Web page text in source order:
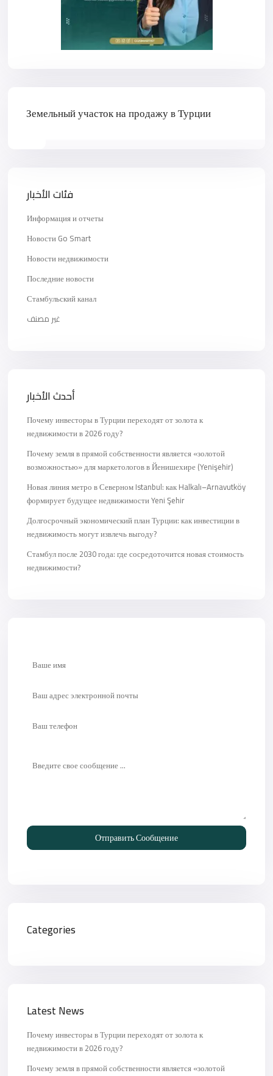
Земельный участок на продажу в Турции
فئات الأخبار
Информация и отчеты
Новости Go Smart
Новости недвижимости
Последние новости
Стамбульский канал
غير مصنف
أحدث الأخبار
Почему инвесторы в Турции переходят от золота к
недвижимости в 2026 году?
Почему земля в прямой собственности является «золотой
возможностью» для маркетологов в Йенишехире (Yenişehir)
Новая линия метро в Северном Istanbul: как Halkalı–Arnavutköy
формирует будущее недвижимости Yeni Şehir
Долгосрочный экономический план Турции: как инвестиции в
недвижимость могут извлечь выгоду?
Стамбул после 2030 года: где сосредоточится новая стоимость
недвижимости?
Отправить Сообщение
Categories
Latest News
Почему инвесторы в Турции переходят от золота к
недвижимости в 2026 году?
Почему земля в прямой собственности является «золотой